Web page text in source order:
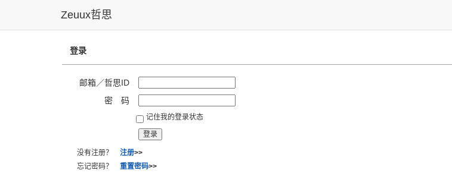
Zeuux哲思
登录
邮箱／哲思ID
密 码
记住我的登录状态
没有注册？ 注册>>
忘记密码？ 重置密码>>